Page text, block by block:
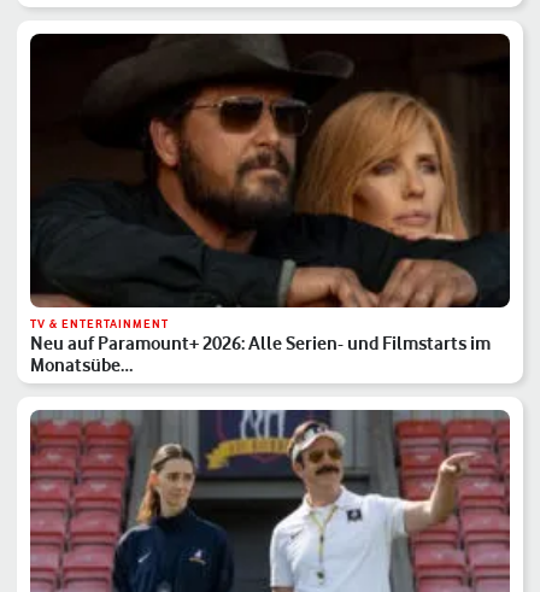
TV & ENTERTAINMENT
Neu auf Paramount+ 2026: Alle Serien- und Filmstarts im
Monatsübe…